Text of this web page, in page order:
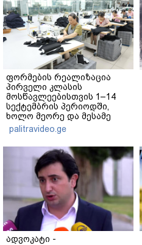
ფორმების რეალიზაცია
პირველი კლასის
მოსწავლეებისთვის 1–14
სექტემბრის პერიოდში,
ხოლო მეორე და მესამე
ეტაპებზე...
palitravideo.ge
ადვოკატი -